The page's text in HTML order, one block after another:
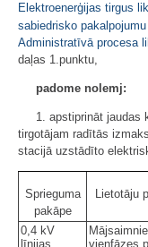
Elektroenerģijas tirgus
sabiedrisko
Administratīvā procesa
daļas 1.punktu,
padome nolemj:
1. apstiprināt jaudas
tirgotājam radītās
stacijā uzstādīto
Sprieguma
pakāpe
Lietotāju
0,4 kV
līnijas
vienfāzes